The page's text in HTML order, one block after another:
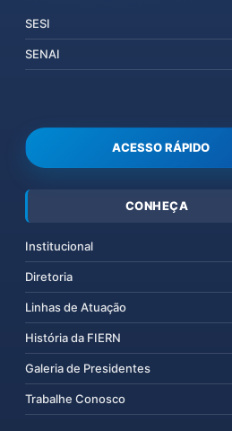
SESI
SENAI
ACESSO RÁPIDO
CONHEÇA
Institucional
Diretoria
Linhas de Atuação
História da FIERN
Galeria de Presidentes
Trabalhe Conosco